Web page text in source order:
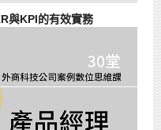
與KPI的有效實務